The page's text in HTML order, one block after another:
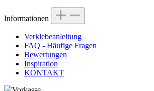
Informationen
Verklebeanleitung
FAQ - Häufige Fragen
Bewertungen
Inspiration
KONTAKT